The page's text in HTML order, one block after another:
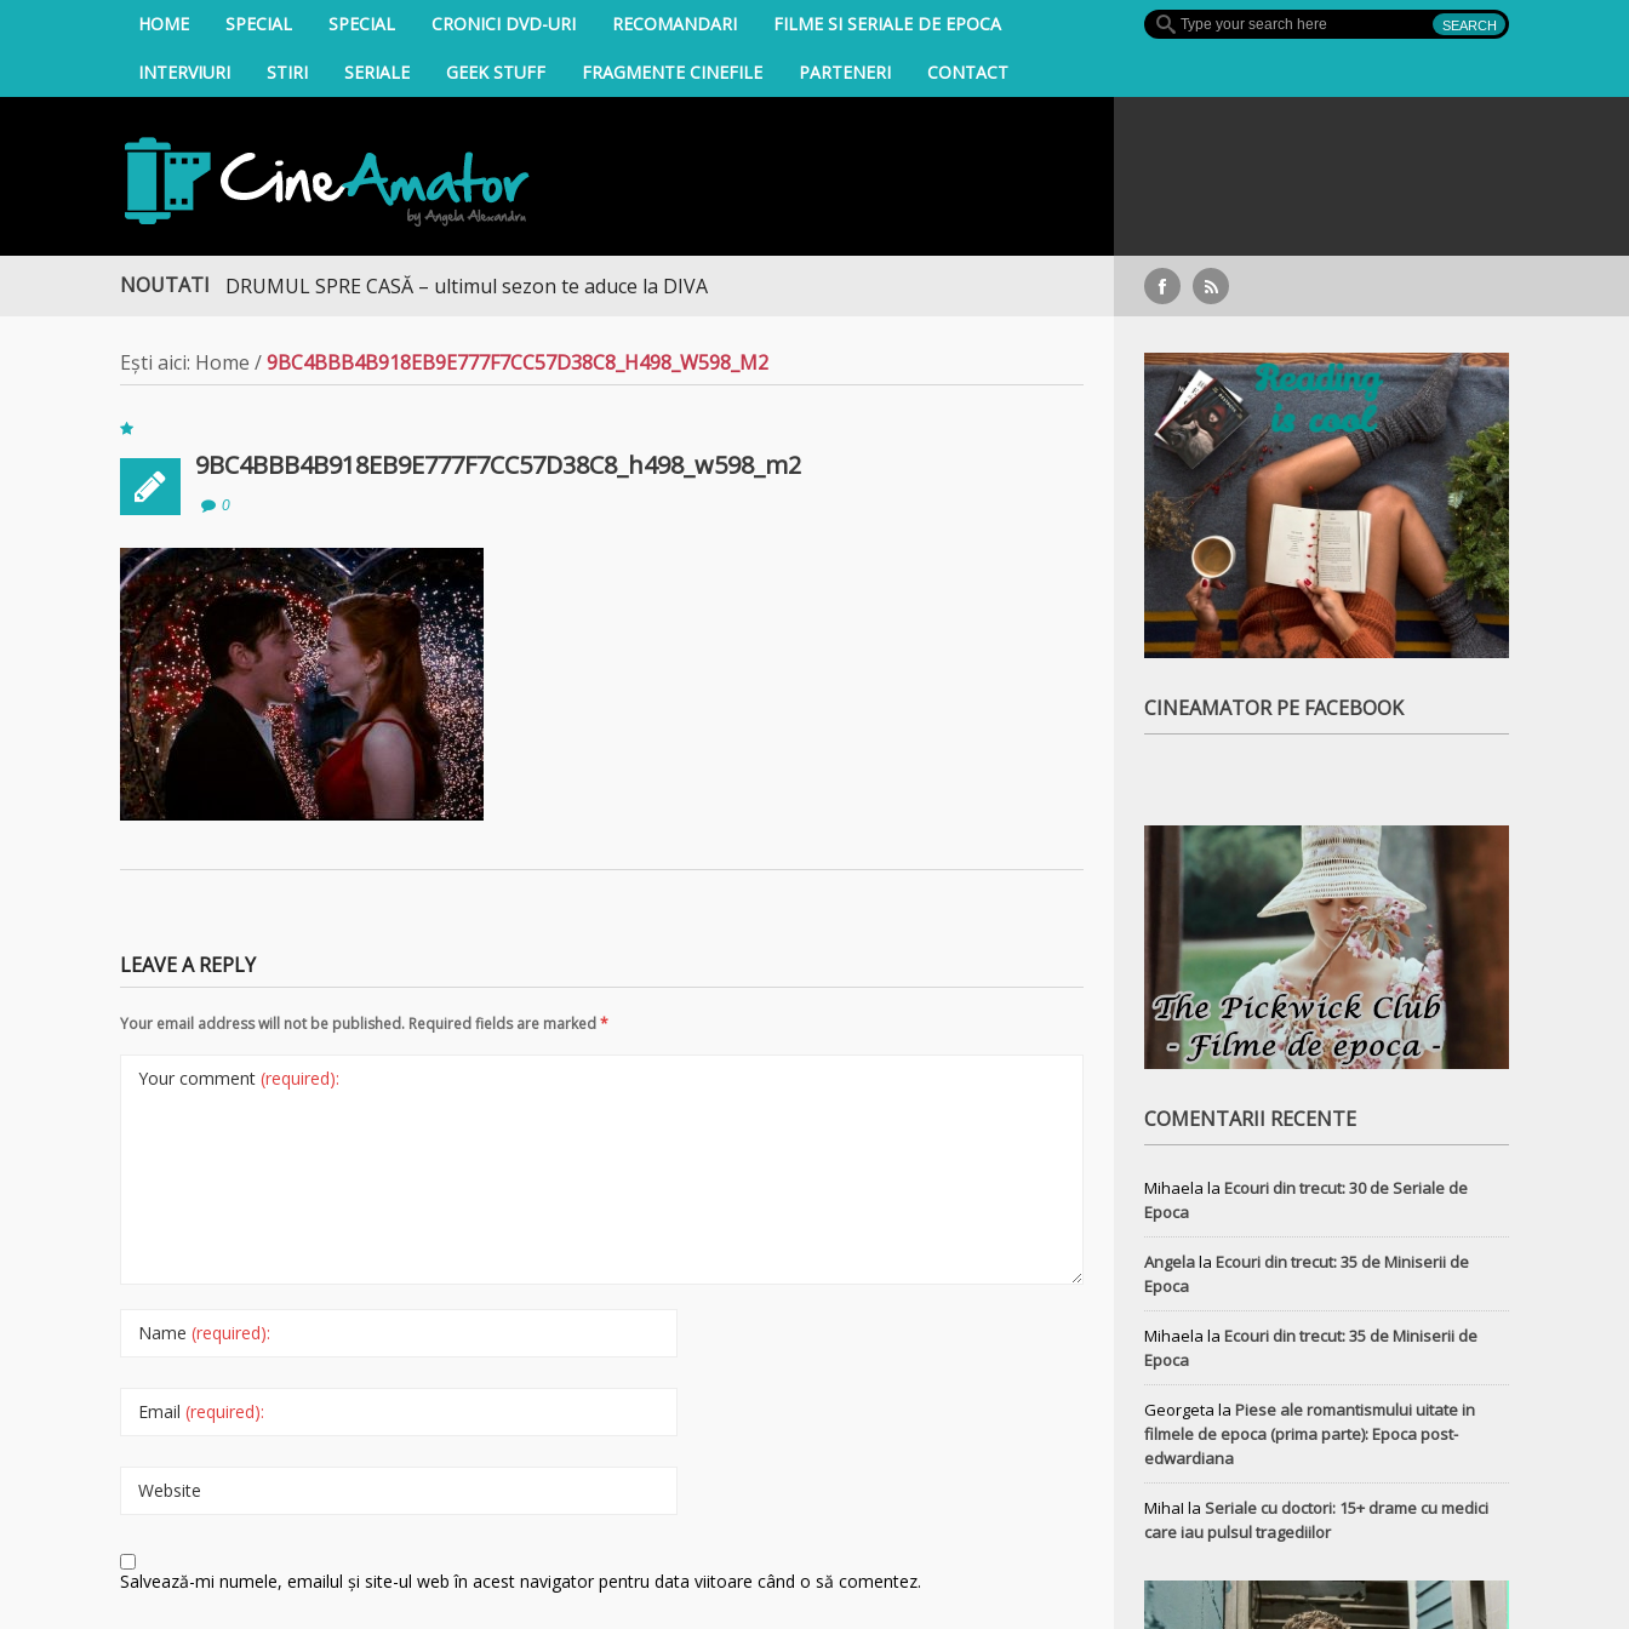
HOME SPECIAL SPECIAL CRONICI DVD-URI RECOMANDARI FILME SI SERIALE DE EPOCA
INTERVIURI STIRI SERIALE GEEK STUFF FRAGMENTE CINEFILE PARTENERI CONTACT
CineAmator
NOUTATIDRUMUL SPRE CASĂ – ultimul sezon te aduce la DIVA
Ești aici: Home /9BC4BBB4B918EB9E777F7CC57D38C8_H498_W598_M2
9BC4BBB4B918EB9E777F7CC57D38C8_h498_w598_m2
0
LEAVE A REPLY
Your email address will not be published. Required fields are marked*
Your comment (required):
Name (required):
Email (required):
Website
Salvează-mi numele, emailul și site-ul web în acest navigator pentru data viitoare când o să comentez.
CINEAMATOR PE FACEBOOK
COMENTARII RECENTE
Mihaela la Ecouri din trecut: 30 de Seriale de
Epoca
Angelala Ecouri din trecut: 35 de Miniserii de
Epoca
Mihaela la Ecouri din trecut: 35 de Miniserii de
Epoca
Georgeta la Piese ale romantismului uitate in
filmele de epoca (prima parte): Epoca post-
edwardiana
MihaI la Seriale cu doctori: 15+ drame cu medici
care iau pulsul tragediilor